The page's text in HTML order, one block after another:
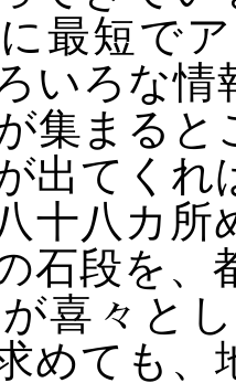
最短で
いろな
集まる
出てく
十八カ所
石段を
喜々と
めても